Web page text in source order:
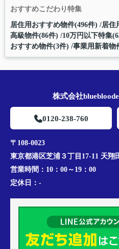
おすすめこだわり特集
居住用おすすめ物件(496件) 居住
高級物件(86件) 10万円以下特集
おすすめ物件(3件) 事業用新着物
株式会社
0120-238-760
〒108-0023
東京都港区芝浦３丁目17-11 天翔
営業時間： 10：00～19：00
定休日： -